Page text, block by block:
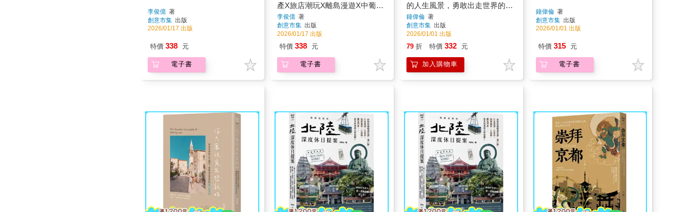
李俊億 著
創意市集 出版
2026/01/17 出版
特價 338 元
電子書
產X旅店潮玩X離島漫遊X中葡小
吃X巷弄私旅再發現
李俊億著
創意市集 出版
2026/01/17 出版
特價 338 元
電子書
的人生風景，勇敢出走世界的旅
行基本法
鐘偉倫著
創意市集 出版
2026/01/01 出版
79 折 特價 332 元
加入購物車
鐘偉倫著
創意市集 出版
2026/01/01 出版
特價 315 元
電子書